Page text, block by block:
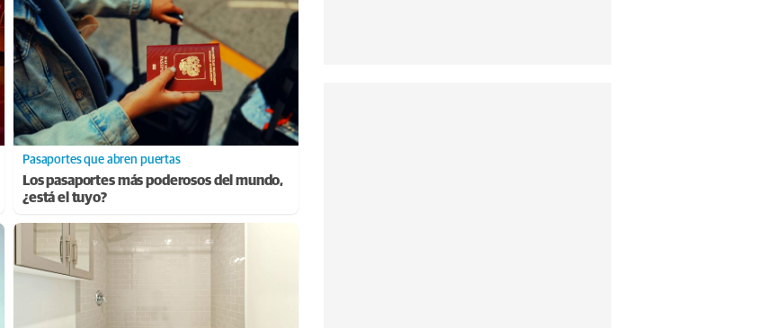
Pasaportes que abren puertas
Los pasaportes más poderosos del mundo,
¿está el tuyo?